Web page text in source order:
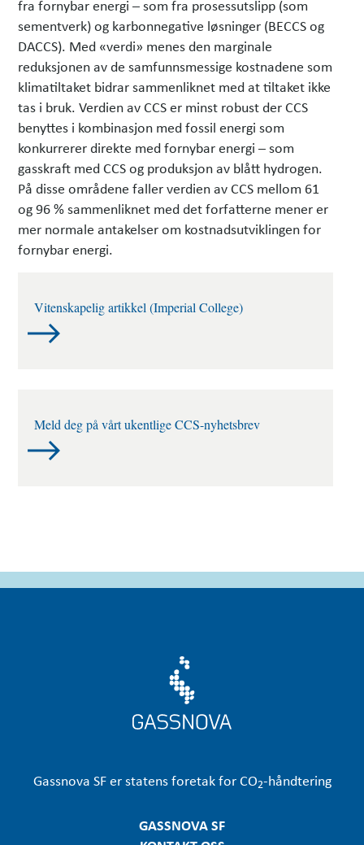
fra fornybar energi – som fra prosessutslipp (som
sementverk) og karbonnegative løsninger (BECCS og
DACCS). Med «verdi» menes den marginale
reduksjonen av de samfunnsmessige kostnadene som
klimatiltaket bidrar sammenliknet med at tiltaket ikke
tas i bruk. Verdien av CCS er minst robust der CCS
benyttes i kombinasjon med fossil energi som
konkurrerer direkte med fornybar energi – som
gasskraft med CCS og produksjon av blått hydrogen.
På disse områdene faller verdien av CCS mellom 61
og 96 % sammenliknet med det forfatterne mener er
mer normale antakelser om kostnadsutviklingen for
fornybar energi.
Vitenskapelig artikkel (Imperial College)
Meld deg på vårt ukentlige CCS-nyhetsbrev
Gassnova SF er statens foretak for CO2-håndtering
GASSNOVA SF